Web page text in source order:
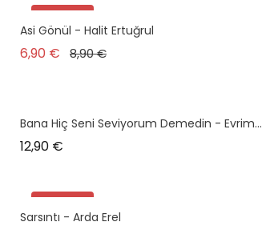
Promo !
Asi Gönül - Halit Ertuğrul
6,90 € Prix de base
8,90 €Prix
Bana Hiç Seni Seviyorum Demedin - Evrim...
12,90 €
Promo !
Sarsıntı - Arda Erel